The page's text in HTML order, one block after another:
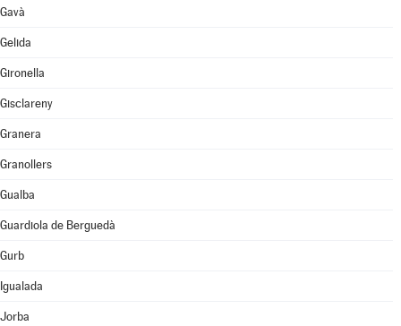
Gavà
Gelida
Gironella
Gisclareny
Granera
Granollers
Gualba
Guardiola de Berguedà
Gurb
Igualada
Jorba